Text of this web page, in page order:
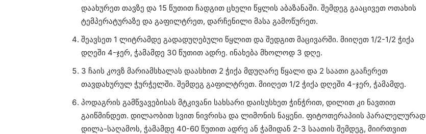
დაახურეთ თავზე და 15 წუთით ჩადგით ცხელი წყლის აბაზანაში. შემდეგ გააცივეთ ოთახის
ტემპერატურაზე და გაფილტრეთ, დარჩენილი მასა გამოწურეთ.
შეავსეთ 1 ლიტრამდე გადადუღებული წყლით და შედგით მაცივარში. მიიღეთ 1/2-1/2 ჭიქა
დღეში 4-ჯერ, ჭამამდე 30 წუთით ადრე. ინახება მხოლოდ 3 დღე.
3 ჩაის კოვზ მარიამსხალას დაასხით 2 ჭიქა მდუღარე წყალი და 2 საათი გააჩერეთ
თავდახურულ ჭურჭელში. შემდეგ გაფილტრეთ. მიიღეთ 1/2 ჭიქა დღეში 4-ჯერ, ჭამამდე.
პოდაგრის გამწვავებისას მტკივანი სახსარი დაისუსხეთ ჭინჭრით, დილით კი ნავთით
გაიწმინდეთ. დილაობით სვით ნივრისა და ლიმონის ნაყენი. ფიტოთერაპიის პარალელურად
დილა-საღამოს, ჭამამდე 40-60 წუთით ადრე ან ჭამიდან 2-3 საათის შემდეგ, მიირთვით